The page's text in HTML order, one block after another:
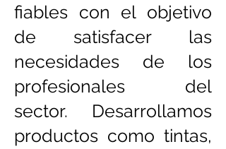
fiables con el objetivo
de satisfacer las
necesidades de los
profesionales del
sector. Desarrollamos
productos como tintas,